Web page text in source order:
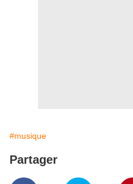
#musique
Partager